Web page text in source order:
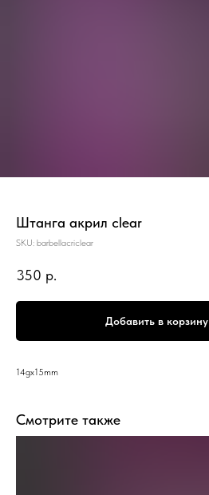
Штанга акрил clear
SKU: barbellacriclear
350 р.
Добавить в корзину
14gx15mm
Смотрите также